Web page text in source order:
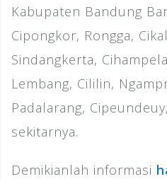
Kabupaten Bandung
Cipongkor, Rongga,
Sindangkerta,
Lembang, Cililin,
Padalarang,
sekitarnya.
Demikianlah informasi